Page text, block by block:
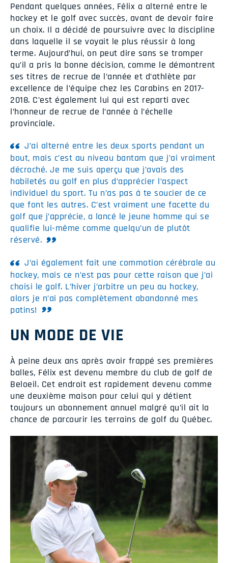
Pendant quelques années, Félix a alterné entre le
hockey et le golf avec succès, avant de devoir faire
un choix. Il a décidé de poursuivre avec la discipline
dans laquelle il se voyait le plus réussir à long
terme. Aujourd’hui, on peut dire sans se tromper
qu’il a pris la bonne décision, comme le démontrent
ses titres de recrue de l’année et d’athlète par
excellence de l’équipe chez les Carabins en 2017-
2018. C’est également lui qui est reparti avec
l’honneur de recrue de l’année à l’échelle
provinciale.
J’ai alterné entre les deux sports pendant un
bout, mais c’est au niveau bantam que j’ai vraiment
décroché. Je me suis aperçu que j’avais des
habiletés au golf en plus d’apprécier l’aspect
individuel du sport. Tu n’as pas à te soucier de ce
que font les autres. C’est vraiment une facette du
golf que j’apprécie, a lancé le jeune homme qui se
qualifie lui-même comme quelqu’un de plutôt
réservé.
J’ai également fait une commotion cérébrale au
hockey, mais ce n’est pas pour cette raison que j’ai
choisi le golf. L’hiver j’arbitre un peu au hockey,
alors je n’ai pas complètement abandonné mes
patins!
UN MODE DE VIE
À peine deux ans après avoir frappé ses premières
balles, Félix est devenu membre du club de golf de
Beloeil. Cet endroit est rapidement devenu comme
une deuxième maison pour celui qui y détient
toujours un abonnement annuel malgré qu’il ait la
chance de parcourir les terrains de golf du Québec.